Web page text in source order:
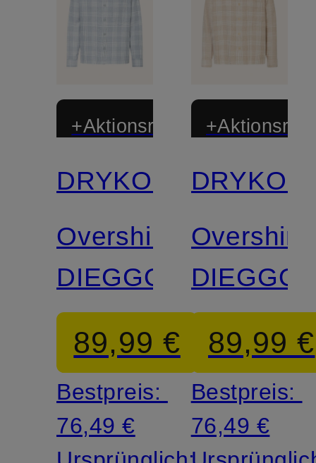
+Aktionsrabatt
DRYKORN
Overshirt
DIEGGO
89,99 €
Bestpreis:
76,49 €
Overshirt
DIEGGO
89,99 €
Bestpreis:
76,49 €